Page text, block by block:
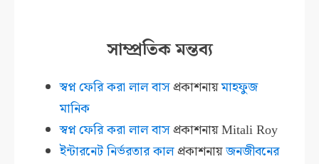
সাম্প্রতিক মন্তব্য
স্বপ্ন ফেরি করা লাল বাসপ্রকাশনায়মাহফুজ
মানিক
স্বপ্ন ফেরি করা লাল বাসপ্রকাশনায়Mitali Roy
ইন্টারনেট নির্ভরতার কালপ্রকাশনায়জনজীবনের